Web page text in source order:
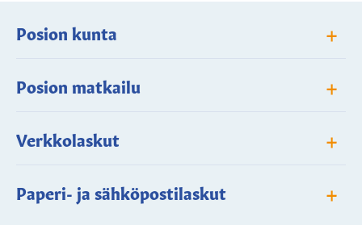
Posion kunta +
Posion matkailu +
Verkkolaskut +
Paperi- ja sähköpostilaskut +